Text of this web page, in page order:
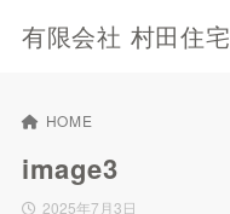
有限会社 村田住宅
HOME
image3
2025年7月3日